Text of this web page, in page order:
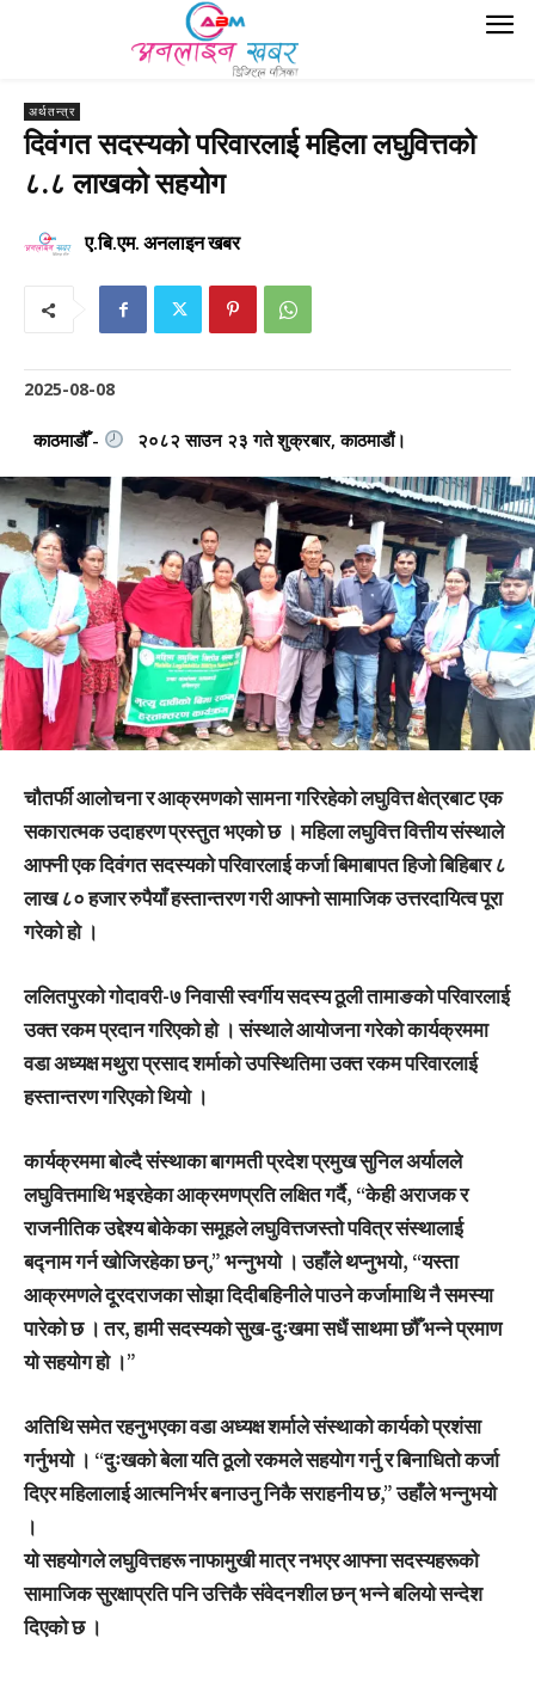
अर्थतन्त्र
दिवंगत सदस्यको परिवारलाई महिला लघुवित्तको
८.८ लाखको सहयोग
ए.बि.एम. अनलाइन खबर
2025-08-08
काठमाडौँ - २०८२ साउन २३ गते शुक्रबार, काठमाडौं।
चौतर्फी आलोचना र आक्रमणको सामना गरिरहेको लघुवित्त क्षेत्रबाट एक
सकारात्मक उदाहरण प्रस्तुत भएको छ । महिला लघुवित्त वित्तीय संस्थाले
आफ्नी एक दिवंगत सदस्यको परिवारलाई कर्जा बिमाबापत हिजो बिहिबार ८
लाख ८० हजार रुपैयाँ हस्तान्तरण गरी आफ्नो सामाजिक उत्तरदायित्व पूरा
गरेको हो ।
ललितपुरको गोदावरी-७ निवासी स्वर्गीय सदस्य ठूली तामाङको परिवारलाई
उक्त रकम प्रदान गरिएको हो । संस्थाले आयोजना गरेको कार्यक्रममा
वडा अध्यक्ष मथुरा प्रसाद शर्माको उपस्थितिमा उक्त रकम परिवारलाई
हस्तान्तरण गरिएको थियो ।
कार्यक्रममा बोल्दै संस्थाका बागमती प्रदेश प्रमुख सुनिल अर्यालले
लघुवित्तमाथि भइरहेका आक्रमणप्रति लक्षित गर्दै, “केही अराजक र
राजनीतिक उद्देश्य बोकेका समूहले लघुवित्तजस्तो पवित्र संस्थालाई
बद्नाम गर्न खोजिरहेका छन्,” भन्नुभयो । उहाँले थप्नुभयो, “यस्ता
आक्रमणले दूरदराजका सोझा दिदीबहिनीले पाउने कर्जामाथि नै समस्या
पारेको छ । तर, हामी सदस्यको सुख-दुःखमा सधैं साथमा छौँ भन्ने प्रमाण
यो सहयोग हो ।”
अतिथि समेत रहनुभएका वडा अध्यक्ष शर्माले संस्थाको कार्यको प्रशंसा
गर्नुभयो । “दुःखको बेला यति ठूलो रकमले सहयोग गर्नु र बिनाधितो कर्जा
दिएर महिलालाई आत्मनिर्भर बनाउनु निकै सराहनीय छ,” उहाँले भन्नुभयो
।
यो सहयोगले लघुवित्तहरू नाफामुखी मात्र नभएर आफ्ना सदस्यहरूको
सामाजिक सुरक्षाप्रति पनि उत्तिकै संवेदनशील छन् भन्ने बलियो सन्देश
दिएको छ ।